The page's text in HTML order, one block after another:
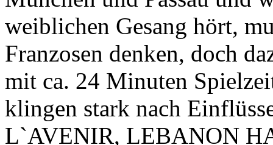
weiblichen Gesang hört,
Franzosen denken, doch
mit ca. 24 Minuten
klingen stark nach
L`AVENIR, LEBANON